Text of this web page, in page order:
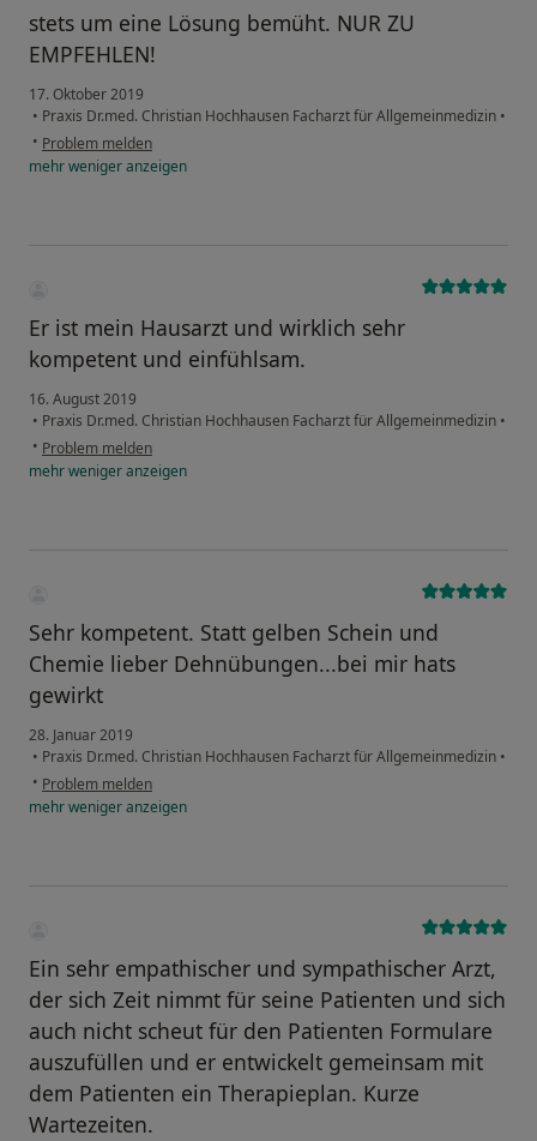
stets um eine Lösung bemüht. NUR ZU
EMPFEHLEN!
17. Oktober 2019
• Praxis Dr.med. Christian Hochhausen Facharzt für Allgemeinmedizin •
• Problem melden
mehrwenigeranzeigen
Er ist mein Hausarzt und wirklich sehr
kompetent und einfühlsam.
16. August 2019
• Praxis Dr.med. Christian Hochhausen Facharzt für Allgemeinmedizin •
• Problem melden
mehrwenigeranzeigen
Sehr kompetent. Statt gelben Schein und
Chemie lieber Dehnübungen...bei mir hats
gewirkt
28. Januar 2019
• Praxis Dr.med. Christian Hochhausen Facharzt für Allgemeinmedizin •
• Problem melden
mehrwenigeranzeigen
Ein sehr empathischer und sympathischer Arzt,
der sich Zeit nimmt für seine Patienten und sich
auch nicht scheut für den Patienten Formulare
auszufüllen und er entwickelt gemeinsam mit
dem Patienten ein Therapieplan. Kurze
Wartezeiten.